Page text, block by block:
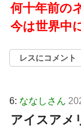
何十年前の
今は世界中
レスにコメント
6: ななしさん
アイスアメ